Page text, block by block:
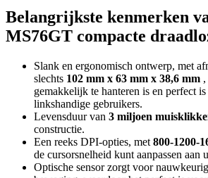
Belangrijkste kenmerken
MS76GT compacte
Slank en ergonomisch ontwerp, met
slechts 102 mm x 63 mm x 38,6 mm
gemakkelijk te hanteren is en perfect
linkshandige gebruikers.
Levensduur van 3 miljoen
constructie.
Een reeks DPI-opties, met 800-1200-
de cursorsnelheid kunt aanpassen aan
Optische sensor zorgt voor